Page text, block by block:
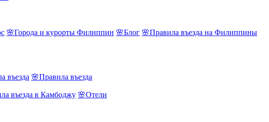
🌸Города и курорты Филиппин 🌸Блог 🌸Правила въезда на Филиппины
въезда 🌸Правила въезда
въезда в Камбоджу 🌸Отели